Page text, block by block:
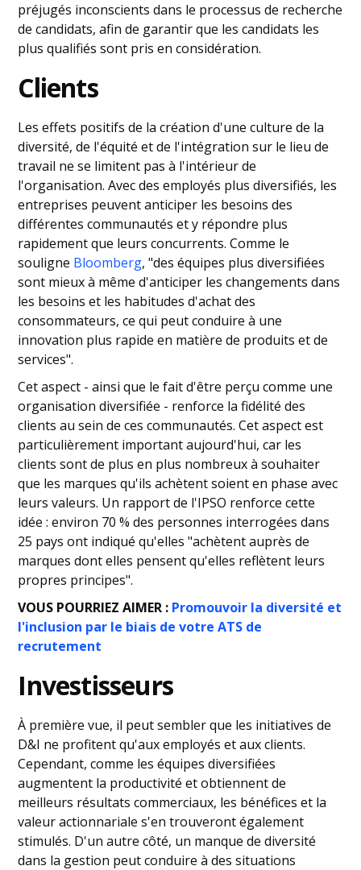
préjugés inconscients dans le processus de recherche
de candidats, afin de garantir que les candidats les
plus qualifiés sont pris en considération.
Clients
Les effets positifs de la création d'une culture de la
diversité, de l'équité et de l'intégration sur le lieu de
travail ne se limitent pas à l'intérieur de
l'organisation. Avec des employés plus diversifiés, les
entreprises peuvent anticiper les besoins des
différentes communautés et y répondre plus
rapidement que leurs concurrents. Comme le
souligne Bloomberg, "des équipes plus diversifiées
sont mieux à même d'anticiper les changements dans
les besoins et les habitudes d'achat des
consommateurs, ce qui peut conduire à une
innovation plus rapide en matière de produits et de
services".
Cet aspect - ainsi que le fait d'être perçu comme une
organisation diversifiée - renforce la fidélité des
clients au sein de ces communautés. Cet aspect est
particulièrement important aujourd'hui, car les
clients sont de plus en plus nombreux à souhaiter
que les marques qu'ils achètent soient en phase avec
leurs valeurs. Un rapport de l'IPSO renforce cette
idée : environ 70 % des personnes interrogées dans
25 pays ont indiqué qu'elles "achètent auprès de
marques dont elles pensent qu'elles reflètent leurs
propres principes".
VOUS POURRIEZ AIMER : Promouvoir la diversité et
l'inclusion par le biais de votre ATS de
recrutement
Investisseurs
À première vue, il peut sembler que les initiatives de
D&I ne profitent qu'aux employés et aux clients.
Cependant, comme les équipes diversifiées
augmentent la productivité et obtiennent de
meilleurs résultats commerciaux, les bénéfices et la
valeur actionnariale s'en trouveront également
stimulés. D'un autre côté, un manque de diversité
dans la gestion peut conduire à des situations